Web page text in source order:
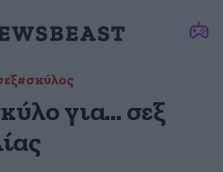
#σκύλος
για… σεξ